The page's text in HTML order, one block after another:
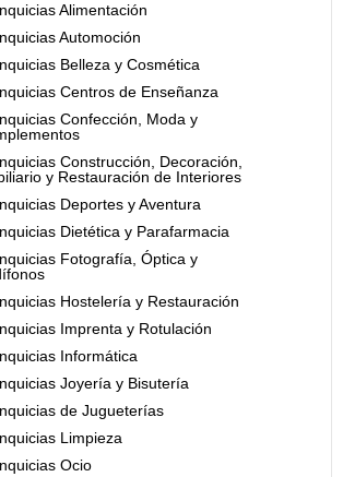
Alimentación
Automoción
Belleza y Cosmética
Centros de Enseñanza
Confección, Moda y
Construcción, Decoración,
y Restauración de Interiores
Deportes y Aventura
Dietética y Parafarmacia
Fotografía, Óptica y
Hostelería y Restauración
Imprenta y Rotulación
Informática
Joyería y Bisutería
de Jugueterías
Limpieza
Ocio